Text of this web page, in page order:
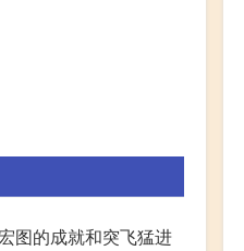
图的成就和突飞猛进